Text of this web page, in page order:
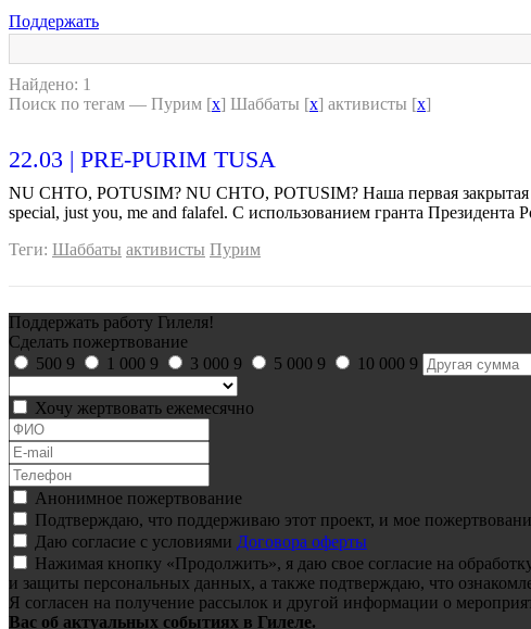
Поддержать
Найдено: 1
Поиск по тегам — Пурим [x] Шаббаты [x] активисты [x]
22.03 | PRE-PURIM TUSA
NU CHTO, POTUSIM? NU CHTO, POTUSIM? Наша первая закрытая
special, just you, me and falafel. C использованием гранта
Теги: Шаббаты активисты Пурим
Поддержать работу Гилеля!
Сделать пожертвование
500 9 1 000 9 3 000 9 5 000 9 10 000 9
Хочу жертвовать ежемесячно
Анонимное пожертвование
Подтверждаю, что поддерживаю этот проект, и мое
Даю согласие с условиями Договора оферты
Нажимая кнопку «Продолжить», я даю свое согласие на
и защиты персональных данных, а также подтверждаю, что
Я согласен на получение рассылок и другой информации о
Вас об актуальных событиях в Гилеле.